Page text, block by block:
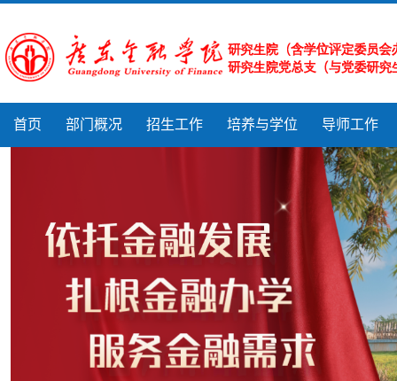
首页 部门概况 招生工作 培养与学位 导师工作